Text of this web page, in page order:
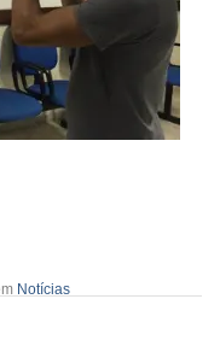
Notícias